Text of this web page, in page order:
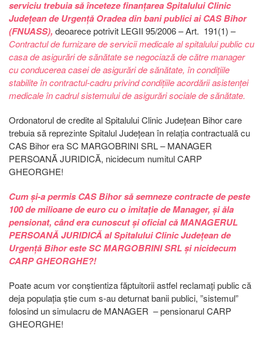
serviciu trebuia să înceteze finanțarea Spitalului Clinic
Județean de Urgență Oradea din bani publici ai CAS Bihor
(FNUASS), deoarece potrivit LEGII 95/2006 – Art. 191(1) –
Contractul de furnizare de servicii medicale al spitalului public cu
casa de asigurări de sănătate se negociază de către manager
cu conducerea casei de asigurări de sănătate, în condiţiile
stabilite în contractul-cadru privind condiţiile acordării asistenţei
medicale în cadrul sistemului de asigurări sociale de sănătate.
Ordonatorul de credite al Spitalului Clinic Județean Bihor care
trebuia să reprezinte Spitalul Județean în relația contractuală cu
CAS Bihor era SC MARGOBRINI SRL – MANAGER
PERSOANĂ JURIDICĂ, nicidecum numitul CARP
GHEORGHE!
Cum și-a permis CAS Bihor să semneze contracte de peste
100 de milioane de euro cu o imitație de Manager, și ăla
pensionat, când era cunoscut și oficial că MANAGERUL
PERSOANĂ JURIDICĂ al Spitalului Clinic Județean de
Urgență Bihor este SC MARGOBRINI SRL și nicidecum
CARP GHEORGHE?!
Poate acum vor conștientiza făptuitorii astfel reclamați public că
deja populația știe cum s-au deturnat banii publici, ”sistemul”
folosind un simulacru de MANAGER – pensionarul CARP
GHEORGHE!